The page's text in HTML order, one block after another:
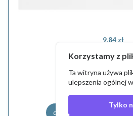
9,84 zł
Tuba szklana
do koszyka
Korzystamy z
Ta witryna używa
ulepszenia ogólnej
Tylko